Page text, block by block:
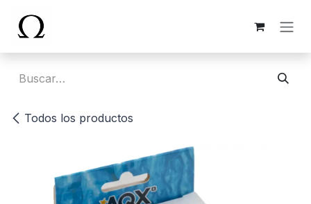
Todos los productos